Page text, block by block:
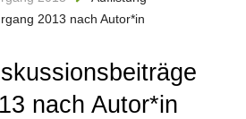
2013 nach Autor*in
nach Autor*in